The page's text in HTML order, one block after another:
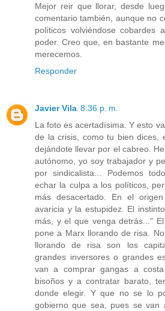
Mejor reir que llorar, desde
comentario también, aunque no
políticos volviéndose cobardes
poder. Creo que, en bastante
merecemos.
Responder
Javier Vila 8:36 p. m.
La foto es acertadísima. Y esto
de la crisis, como tu bien dices,
dejándote llevar por el cabreo.
autónomo, yo soy trabajador y
por sindicalista... Podemos
echar la culpa a los políticos,
más desacertado. En el
avaricia y la estupidez. El
más, y el que venga detrás..."
pone a Marx llorando de risa.
llorando de risa son los
grandes inversores o grandes
van a comprar gangas a
bisoños y a contratar barato,
donde elegir. Y que no se lo
gobierno que sea, pues se van